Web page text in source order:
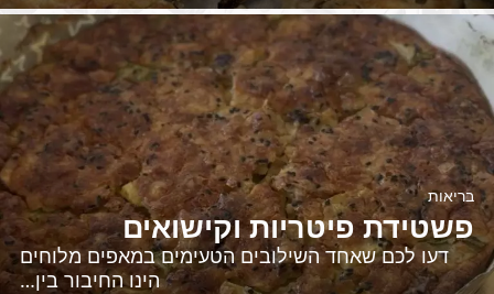
פשטידת פיטריות וקישואים
בריאות
דעו לכם שאחד השילובים הטעימים במאפים מלוחים
הינו החיבור בין…